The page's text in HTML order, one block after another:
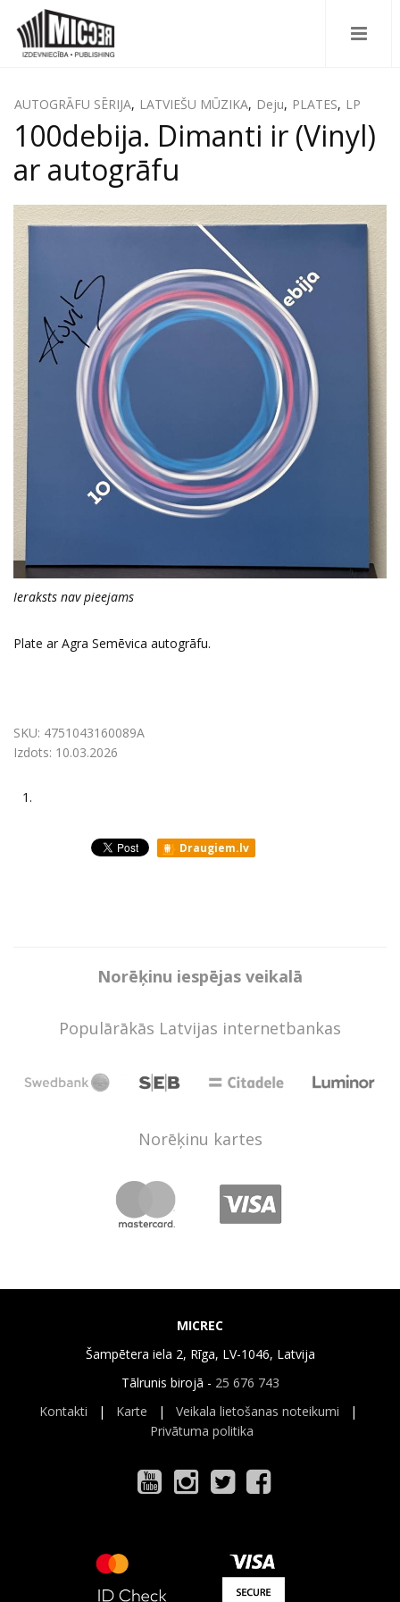
AUTOGRĀFU SĒRIJA, LATVIEŠU MŪZIKA, Deju, PLATES, LP
100debija. Dimanti ir (Vinyl)
ar autogrāfu
Ieraksts nav pieejams
Plate ar Agra Semēvica autogrāfu.
SKU: 4751043160089A
Izdots: 10.03.2026
1.
Draugiem.lv
Norēķinu iespējas veikalā
Populārākās Latvijas internetbankas
Norēķinu kartes
MICREC
Šampētera iela 2, Rīga, LV-1046, Latvija
Tālrunis birojā - 25 676 743
Kontakti | Karte | Veikala lietošanas noteikumi |
Privātuma politika